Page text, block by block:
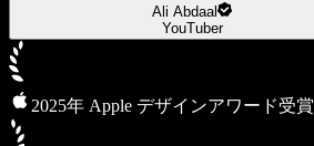
Ali Abdaal
YouTuber
2025年 Apple デザインアワード受賞